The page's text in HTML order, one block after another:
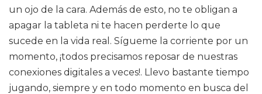
un ojo de la cara. Además de esto, no te obligan a
apagar la tableta ni te hacen perderte lo que
sucede en la vida real. Sígueme la corriente por un
momento, ¡todos precisamos reposar de nuestras
conexiones digitales a veces!. Llevo bastante tiempo
jugando, siempre y en todo momento en busca del